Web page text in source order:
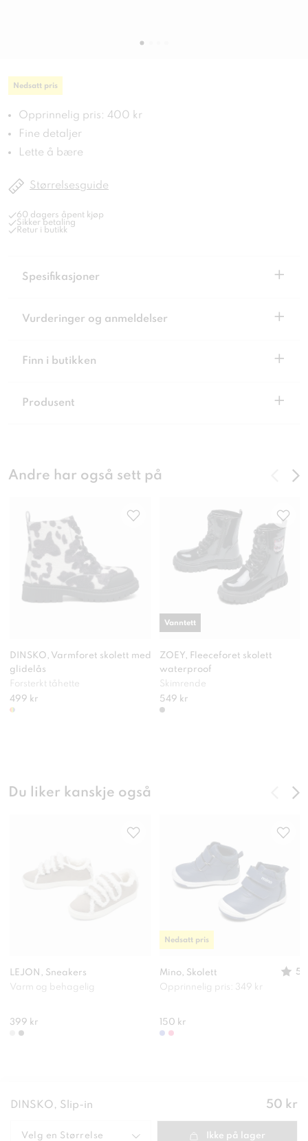
Nedsatt pris
Opprinnelig pris: 400 kr
Fine detaljer
Lette å bære
Størrelsesguide
60 dagers åpent kjøp
Sikker betaling
Retur i butikk
Spesifikasjoner +
Vurderinger og anmeldelser +
Finn i butikken +
Produsent +
Andre har også sett på
DINSKO, Varmforet skolett med
glidelås
Forsterkt tåhette
499 kr
ZOEY, Fleeceforet skolett
waterproof
Skimrende
549 kr
Vanntett
Du liker kanskje også
LEJON, Sneakers
Varm og behagelig
399 kr
Mino, Skolett
5
Opprinnelig pris: 349 kr
150 kr
Nedsatt pris
DINSKO, Slip-in Pris:
50 kr
Velg en Størrelse Ikke på lager